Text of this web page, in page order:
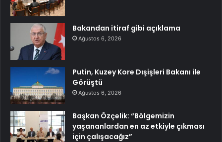
Bakandan itiraf gibi açıklama
Ağustos 6, 2026
Putin, Kuzey Kore Dışişleri Bakanı ile
Görüştü
Ağustos 6, 2026
Başkan Özçelik: “Bölgemizin
yaşananlardan en az etkiyle çıkması
için çalışacağız”